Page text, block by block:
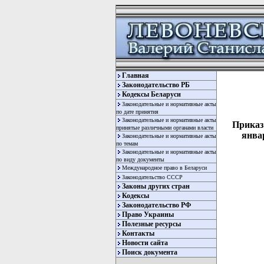
Главная
Законодательство РБ
Кодексы Беларуси
Законодательные и нормативные акты
по дате принятия
Законодательные и нормативные акты
принятые различными органами власти
Законодательные и нормативные акты
по темам
Законодательные и нормативные акты
по виду документы
Международное право в Беларуси
Законодательство СССР
Законы других стран
Кодексы
Законодательство РФ
Право Украины
Полезные ресурсы
Контакты
Новости сайта
Поиск документа
Приказ
ГОСУДАРСТВЕННЫЙ ТАМОЖЕННЫЙ КОМИТЕТ РЕСПУБЛИКИ БЕЛАРУСЬ

                               ПРИКАЗ

     31 января 1995 г.                                N 27-ОД


 Об  утверждении  Положения  о    таможенном
 документе  "Грузовая таможенная декларация"
 и "Инструкции о